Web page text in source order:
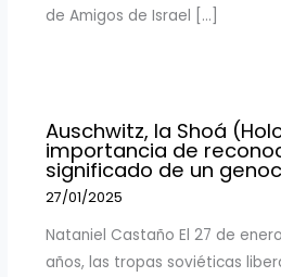
de Amigos de Israel […]
Auschwitz, la Shoá
importancia de
significado de un
27/01/2025
Nataniel Castaño El 27 de
años, las tropas soviéticas